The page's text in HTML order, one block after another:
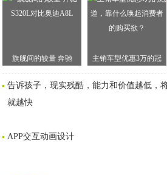
旗舰间的较量 奔驰
S320L对比奥迪A8L
主销车型优惠3万的冠
道，靠什么唤起消费者
的购买欲？
告诉孩子，现实残酷，能力和价值越低，
就越快
APP交互动画设计